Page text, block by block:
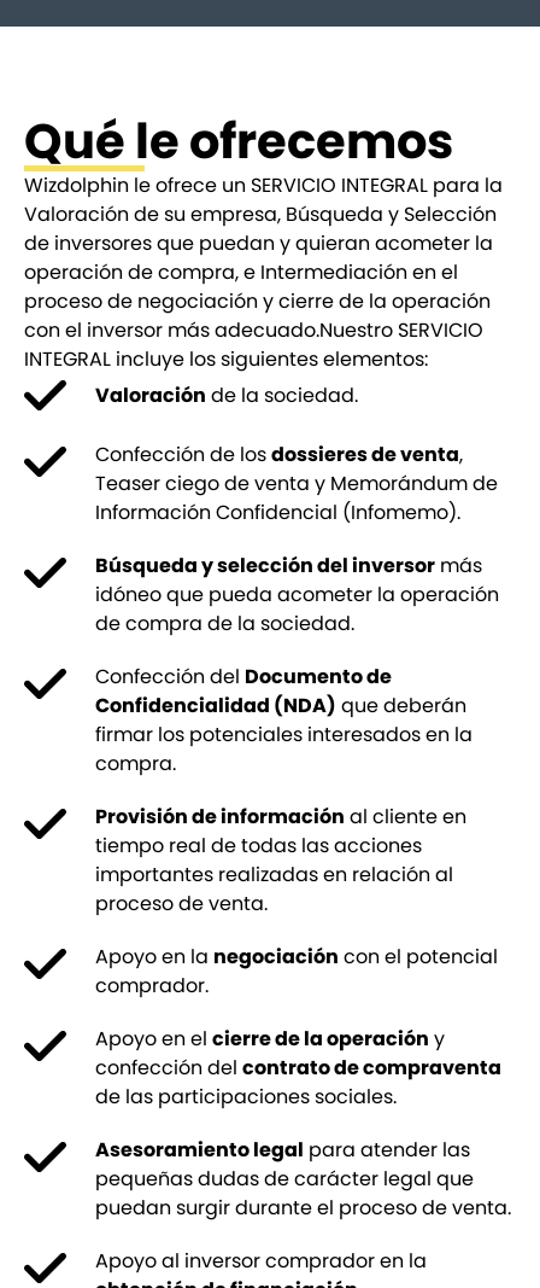
Qué le ofrecemos
Wizdolphin le ofrece un SERVICIO INTEGRAL para la
Valoración de su empresa, Búsqueda y Selección
de inversores que puedan y quieran acometer la
operación de compra, e Intermediación en el
proceso de negociación y cierre de la operación
con el inversor más adecuado.Nuestro SERVICIO
INTEGRAL incluye los siguientes elementos:
Valoración de la sociedad.
Confección de losdossieres de venta,
Teaser ciego de venta y Memorándum de
Información Confidencial (Infomemo).
Búsqueda y selección del inversormás
idóneo que pueda acometer la operación
de compra de la sociedad.
Confección del Documento de
Confidencialidad (NDA) que deberán
firmar los potenciales interesados en la
compra.
Provisión de información al cliente en
tiempo real de todas las acciones
importantes realizadas en relación al
proceso de venta.
Apoyo en la negociación con el potencial
comprador.
Apoyo en el cierre de la operación y
confección del contrato de compraventa
de las participaciones sociales.
Asesoramiento legal para atender las
pequeñas dudas de carácter legal que
puedan surgir durante el proceso de venta.
Apoyo al inversor comprador en la